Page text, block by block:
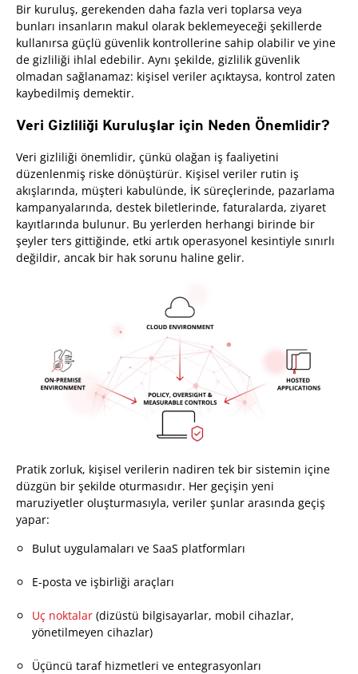
Bir kuruluş, gerekenden daha fazla veri toplarsa veya
bunları insanların makul olarak beklemeyeceği şekillerde
kullanırsa güçlü güvenlik kontrollerine sahip olabilir ve yine
de gizliliği ihlal edebilir. Aynı şekilde, gizlilik güvenlik
olmadan sağlanamaz: kişisel veriler açıktaysa, kontrol zaten
kaybedilmiş demektir.
Veri Gizliliği Kuruluşlar için Neden Önemlidir?
Veri gizliliği önemlidir, çünkü olağan iş faaliyetini
düzenlenmiş riske dönüştürür. Kişisel veriler rutin iş
akışlarında, müşteri kabulünde, İK süreçlerinde, pazarlama
kampanyalarında, destek biletlerinde, faturalarda, ziyaret
kayıtlarında bulunur. Bu yerlerden herhangi birinde bir
şeyler ters gittiğinde, etki artık operasyonel kesintiyle sınırlı
değildir, ancak bir hak sorunu haline gelir.
Pratik zorluk, kişisel verilerin nadiren tek bir sistemin içine
düzgün bir şekilde oturmasıdır. Her geçişin yeni
maruziyetler oluşturmasıyla, veriler şunlar arasında geçiş
yapar:
Bulut uygulamaları ve SaaS platformları
E-posta ve işbirliği araçları
Uç noktalar (dizüstü bilgisayarlar, mobil cihazlar,
yönetilmeyen cihazlar)
Üçüncü taraf hizmetleri ve entegrasyonları